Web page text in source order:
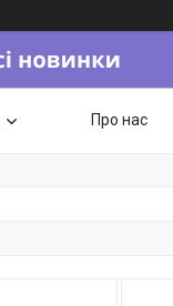
Про нас